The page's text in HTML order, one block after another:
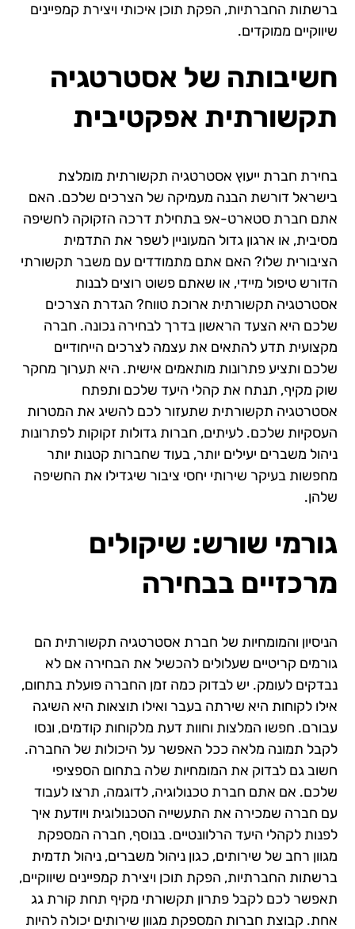
ברשתות החברתיות, הפקת תוכן איכותי ויצירת קמפיינים
שיווקיים ממוקדים.
חשיבותה של אסטרטגיה
תקשורתית אפקטיבית
בחירת חברת ייעוץ אסטרטגיה תקשורתית מומלצת
בישראל דורשת הבנה מעמיקה של הצרכים שלכם. האם
אתם חברת סטארט-אפ בתחילת דרכה הזקוקה לחשיפה
מסיבית, או ארגון גדול המעוניין לשפר את התדמית
הציבורית שלו? האם אתם מתמודדים עם משבר תקשורתי
הדורש טיפול מיידי, או שאתם פשוט רוצים לבנות
אסטרטגיה תקשורתית ארוכת טווח? הגדרת הצרכים
שלכם היא הצעד הראשון בדרך לבחירה נכונה. חברה
מקצועית תדע להתאים את עצמה לצרכים הייחודיים
שלכם ותציע פתרונות מותאמים אישית. היא תערוך מחקר
שוק מקיף, תנתח את קהלי היעד שלכם ותפתח
אסטרטגיה תקשורתית שתעזור לכם להשיג את המטרות
העסקיות שלכם. לעיתים, חברות גדולות זקוקות לפתרונות
ניהול משברים יעילים יותר, בעוד שחברות קטנות יותר
מחפשות בעיקר שירותי יחסי ציבור שיגדילו את החשיפה
שלהן.
גורמי שורש: שיקולים
מרכזיים בבחירה
הניסיון והמומחיות של חברת אסטרטגיה תקשורתית הם
גורמים קריטיים שעלולים להכשיל את הבחירה אם לא
נבדקים לעומק. יש לבדוק כמה זמן החברה פועלת בתחום,
אילו לקוחות היא שירתה בעבר ואילו תוצאות היא השיגה
עבורם. חפשו המלצות וחוות דעת מלקוחות קודמים, ונסו
לקבל תמונה מלאה ככל האפשר על היכולות של החברה.
חשוב גם לבדוק את המומחיות שלה בתחום הספציפי
שלכם. אם אתם חברת טכנולוגיה, לדוגמה, תרצו לעבוד
עם חברה שמכירה את התעשייה הטכנולוגית ויודעת איך
לפנות לקהלי היעד הרלוונטיים. בנוסף, חברה המספקת
מגוון רחב של שירותים, כגון ניהול משברים, ניהול תדמית
ברשתות החברתיות, הפקת תוכן ויצירת קמפיינים שיווקיים,
תאפשר לכם לקבל פתרון תקשורתי מקיף תחת קורת גג
אחת. קבוצת חברות המספקת מגוון שירותים יכולה להיות